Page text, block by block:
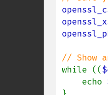
while ((
    echo